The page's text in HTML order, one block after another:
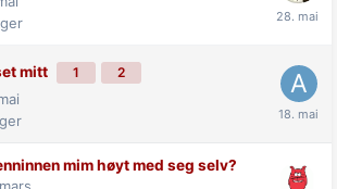
mitt 1 2
mim høyt med seg selv?